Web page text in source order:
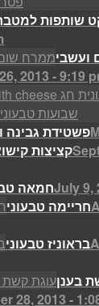
2013 - 9:19
פשטידת גבינה
קציצות
חמאהJuly 9,
חריימה טבעוני
בראוניז טבעוני
בענן
28, 2013 -